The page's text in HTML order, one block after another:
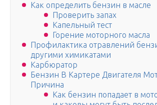
Как определить бензин в масле
Проверить запах
Капельный тест
Горение моторного масла
Профилактика отравлений
другими химикатами
Карбюратор
Бензин В Картере Двигателя
Причина
Как бензин попадает в